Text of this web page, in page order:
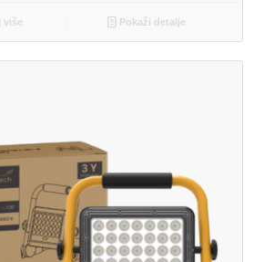
više Pokaži detalje